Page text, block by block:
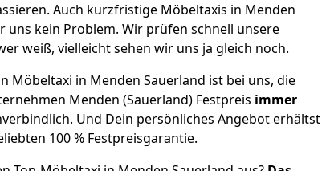
Auch kurzfristige Möbeltaxis in Menden
uns kein Problem. Wir prüfen schnell unsere
weiß, vielleicht sehen wir uns ja gleich noch.
Möbeltaxi in Menden Sauerland ist bei uns, die
Menden (Sauerland) Festpreis immer
Und Dein persönliches Angebot erhältst
100 % Festpreisgarantie.